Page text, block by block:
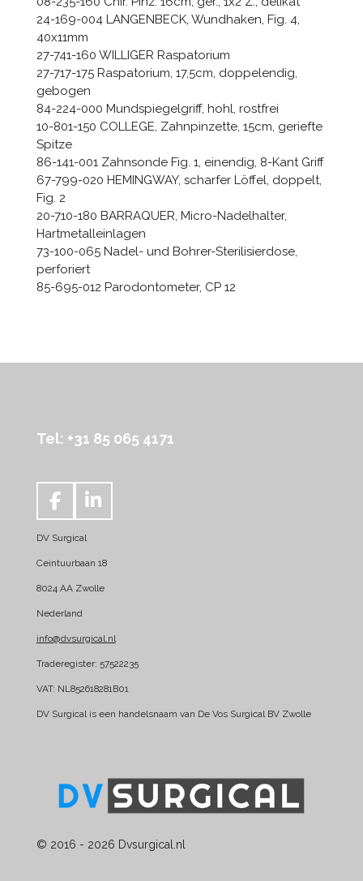
24-169-004 LANGENBECK, Wundhaken, Fig. 4,
40x11mm
27-741-160 WILLIGER Raspatorium
27-717-175 Raspatorium, 17,5cm, doppelendig,
gebogen
84-224-000 Mundspiegelgriff, hohl, rostfrei
10-801-150 COLLEGE, Zahnpinzette, 15cm, geriefte
Spitze
86-141-001 Zahnsonde Fig. 1, einendig, 8-Kant Griff
67-799-020 HEMINGWAY, scharfer Löffel, doppelt,
Fig. 2
20-710-180 BARRAQUER, Micro-Nadelhalter,
Hartmetalleinlagen
73-100-065 Nadel- und Bohrer-Sterilisierdose,
perforiert
85-695-012 Parodontometer, CP 12
Tel: +31 85 065 4171
F
c
e
o
k
L
n
k
n
DV Surgical
Ceintuurbaan 18
8024 AA Zwolle
Nederland
info@dvsurgical.nl
Traderegister: 57522235
VAT: NL852618281B01
DV Surgical is een handelsnaam van De Vos Surgical BV Zwolle
© 2016 - 2026 Dvsurgical.nl